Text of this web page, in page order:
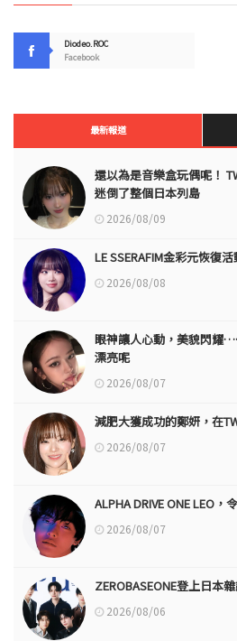
Diodeo.ROC
Facebook
最新報道
還以為是音樂盒玩偶呢！
迷倒了整個日本列島
2026/08/09
LE SSERAFIM金彩元恢復
2026/08/08
眼神讓人心動，美貌閃耀
漂亮呢
2026/08/07
減肥大獲成功的鄭妍，在
2026/08/07
ALPHA DRIVE ONE LEO
2026/08/07
ZEROBASEONE登上日本
2026/08/06